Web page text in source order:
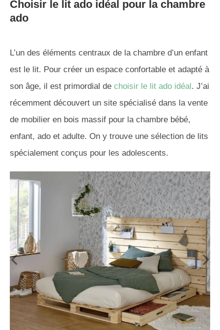
Choisir le lit ado idéal pour la chambre
ado
L’un des éléments centraux de la chambre d’un enfant
est le lit. Pour créer un espace confortable et adapté à
son âge, il est primordial de choisir le lit ado idéal. J’ai
récemment découvert un site spécialisé dans la vente
de mobilier en bois massif pour la chambre bébé,
enfant, ado et adulte. On y trouve une sélection de lits
spécialement conçus pour les adolescents.